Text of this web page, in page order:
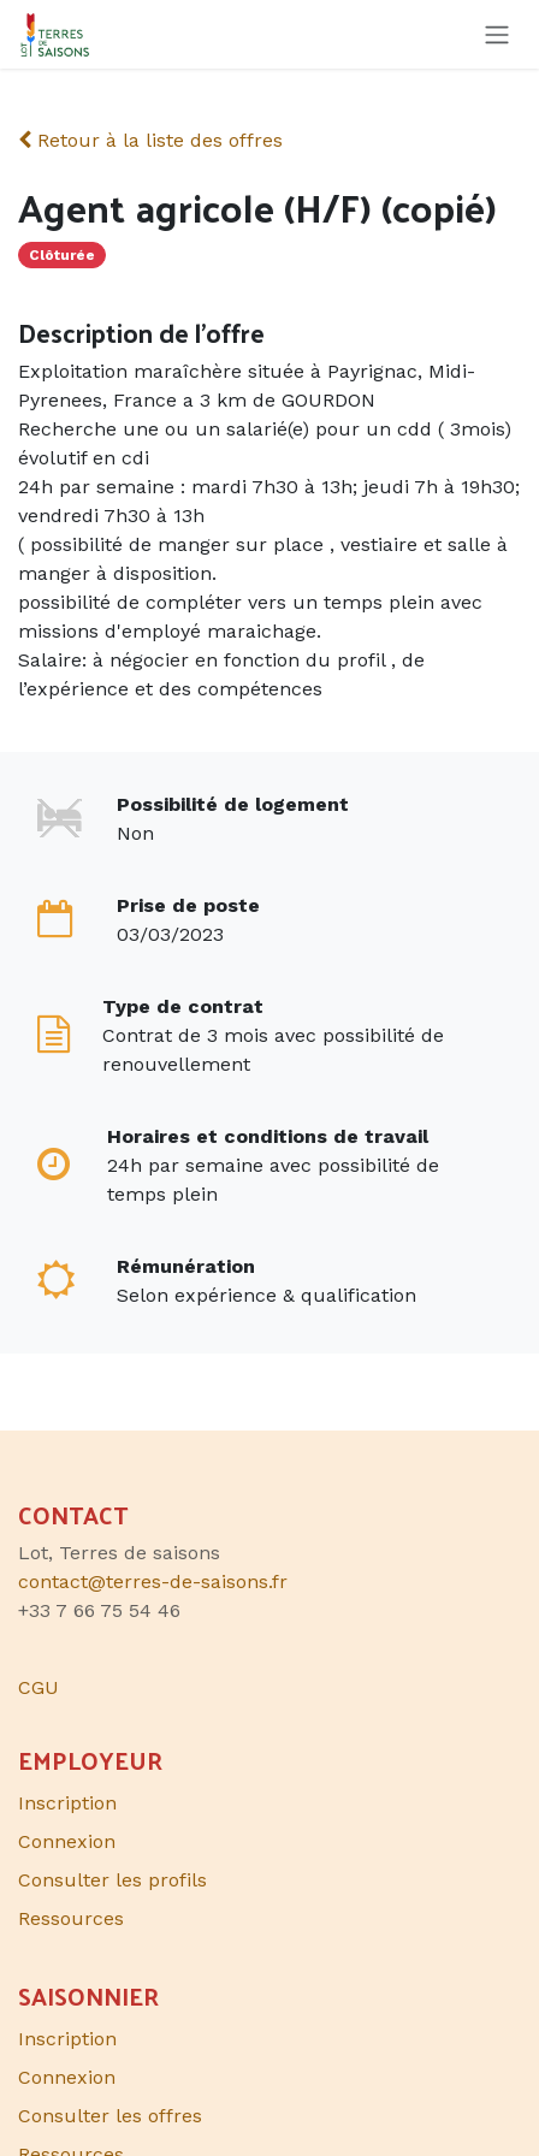
Se rendre au contenu
Retour à la liste des offres
Agent agricole (H/F) (copié)
Clôturée
Description de l'offre
Exploitation maraîchère située à Payrignac, Midi-
Pyrenees, France a 3 km de GOURDON
Recherche une ou un salarié(e) pour un cdd ( 3mois)
évolutif en cdi
24h par semaine : mardi 7h30 à 13h; jeudi 7h à 19h30;
vendredi 7h30 à 13h
( possibilité de manger sur place , vestiaire et salle à
manger à disposition.
possibilité de compléter vers un temps plein avec
missions d'employé maraichage.
Salaire: à négocier en fonction du profil , de
l’expérience et des compétences
Possibilité de logement
Non
Prise de poste
03/03/2023
Type de contrat
Contrat de 3 mois avec possibilité de
renouvellement
Horaires et conditions de travail
24h par semaine avec possibilité de
temps plein
Rémunération
Selon expérience & qualification
CONTACT
Lot, Terres de saisons
contact@terres-de-saisons.fr
+33 7 66 75 54 46
CGU
EMPLOYEUR
Inscription
Connexion
Consulter les profils
Ressources
SAISONNIER​
Inscription
Connexion
Consulter les offres